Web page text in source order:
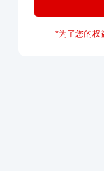
*为了您的权